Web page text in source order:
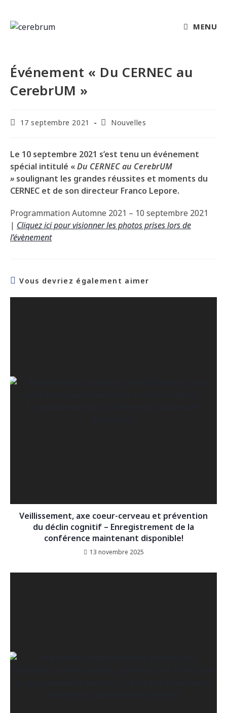
MENU
Événement « Du CERNEC au
CerebrUM »
17 septembre 2021 Nouvelles
Le 10 septembre 2021 s’est tenu un événement
spécial intitulé «Du CERNEC au CerebrUM
» soulignant les grandes réussites et moments du
CERNEC et de son directeur Franco Lepore.
Programmation Automne 2021 – 10 septembre 2021
| Cliquez ici pour visionner les photos prises lors de
l’évènement
Vous devriez également aimer
Veillissement, axe coeur-cerveau et prévention
du déclin cognitif – Enregistrement de la
conférence maintenant disponible!
13 novembre 2025